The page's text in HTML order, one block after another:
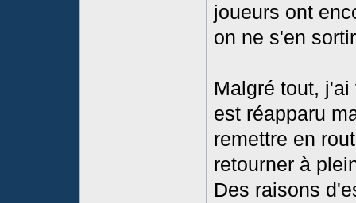
joueurs ont
on ne s'en
Malgré tout,
est réapparu
remettre en
retourner à
Des raisons